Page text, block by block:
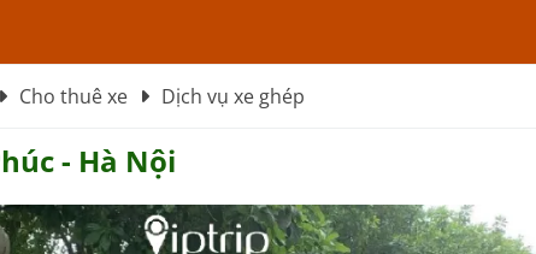
Cho thuê xe Dịch vụ xe ghép
- Hà Nội